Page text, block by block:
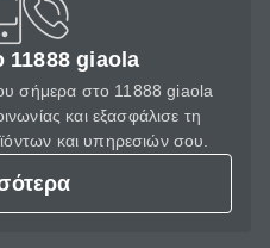
11888 giaola
σήμερα στο 11888 giaola
και εξασφάλισε τη
και υπηρεσιών σου.